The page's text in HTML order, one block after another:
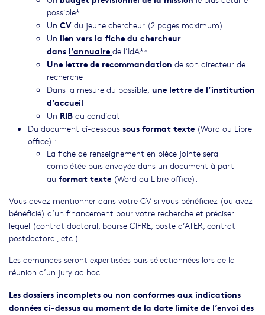
possible*
Un CV du jeune chercheur (2 pages maximum)
Un lien vers la fiche du chercheur
dans l’annuaire de l’IdA**
Une lettre de recommandation de son directeur de
recherche
Dans la mesure du possible, une lettre de l’institution
d’accueil
Un RIB du candidat
Du document ci-dessous sous format texte (Word ou Libre
office) :
La fiche de renseignement en pièce jointe sera
complétée puis envoyée dans un document à part
au format texte (Word ou Libre office).
Vous devez mentionner dans votre CV si vous bénéficiez (ou avez
bénéficié) d’un financement pour votre recherche et préciser
lequel (contrat doctoral, bourse CIFRE, poste d’ATER, contrat
postdoctoral, etc.).
Les demandes seront expertisées puis sélectionnées lors de la
réunion d’un jury ad hoc.
Les dossiers incomplets ou non conformes aux indications
données ci-dessus au moment de la date limite de l’envoi des